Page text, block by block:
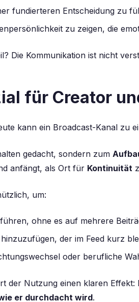
fundierteren Entscheidung zu
zu zeigen, die
Die Kommunikation ist nicht
für Creator
kann ein Broadcast-Kanal zu
gedacht, sondern zum
anfängt, als Ort für Kontinuität
um:
ohne es auf mehrere
der im Feed kurz
oder berufliche
der Nutzung einen klaren
er durchdacht wird.